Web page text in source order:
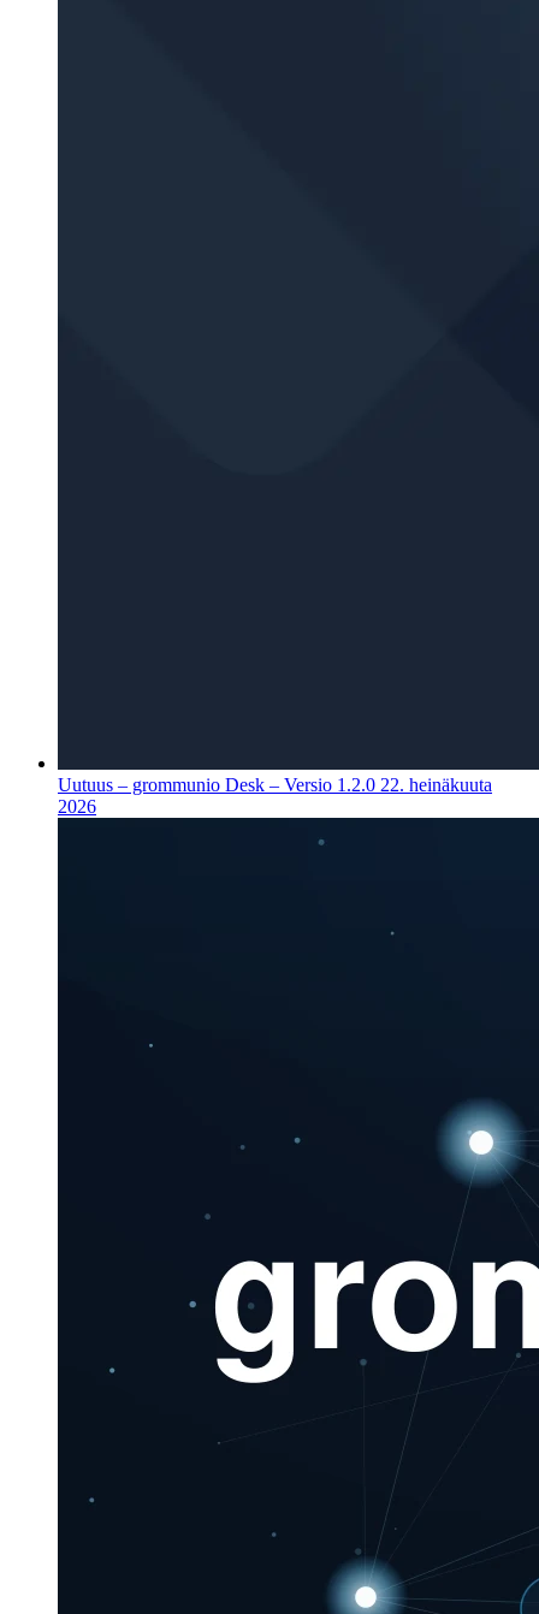
Uutuus – grommunio Desk – Versio 1.2.0 22. heinäkuuta
2026